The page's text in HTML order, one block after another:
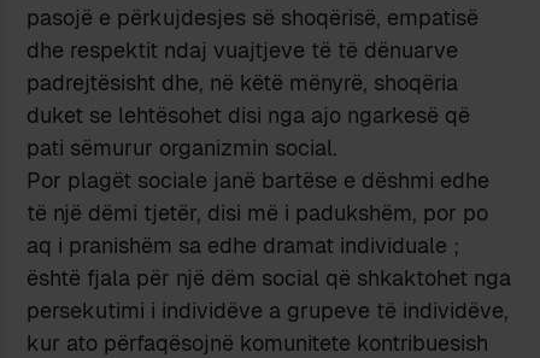
pasojë e përkujdesjes së shoqërisë, empatisë
dhe respektit ndaj vuajtjeve të të dënuarve
padrejtësisht dhe, në këtë mënyrë, shoqëria
duket se lehtësohet disi nga ajo ngarkesë që
pati sëmurur organizmin social.
Por plagët sociale janë bartëse e dëshmi edhe
të një dëmi tjetër, disi më i padukshëm, por po
aq i pranishëm sa edhe dramat individuale ;
është fjala për një dëm social që shkaktohet nga
persekutimi i individëve a grupeve të individëve,
kur ato përfaqësojnë komunitete kontribuesish